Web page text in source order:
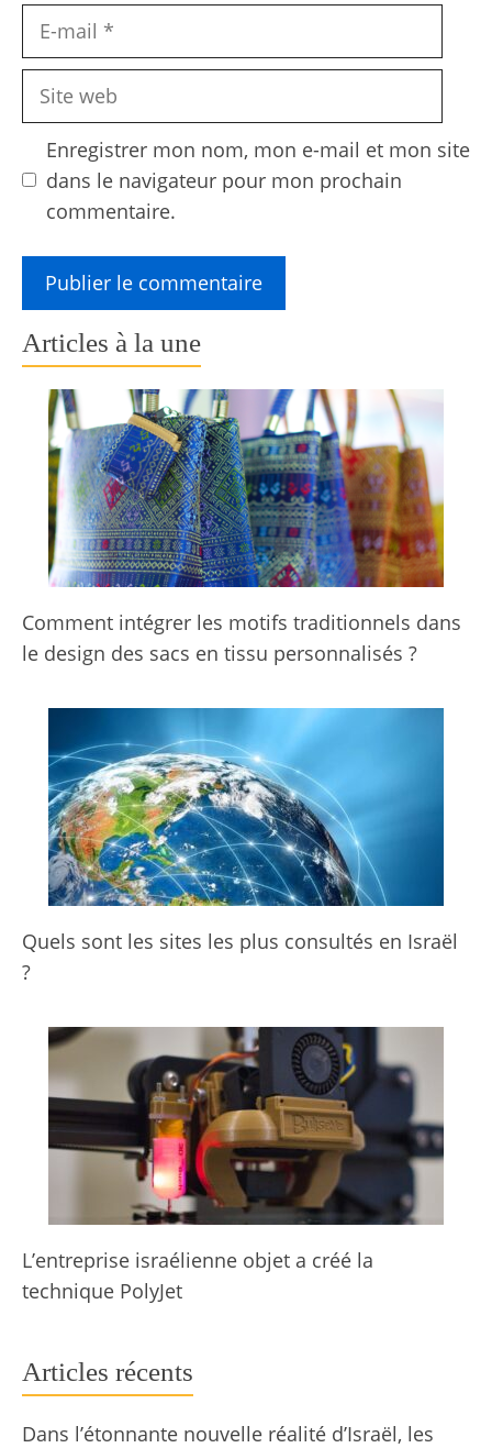
Site
Enregistrer mon nom, mon e-mail et mon site
dans le navigateur pour mon prochain
commentaire.
Articles à la une
Comment intégrer les motifs traditionnels dans
le design des sacs en tissu personnalisés ?
Quels sont les sites les plus consultés en Israël
?
L’entreprise israélienne objet a créé la
technique PolyJet
Articles récents
Dans l’étonnante nouvelle réalité d’Israël, les